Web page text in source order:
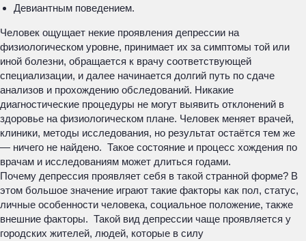
Девиантным поведением.
Человек ощущает некие проявления депрессии на
физиологическом уровне, принимает их за симптомы той или
иной болезни, обращается к врачу соответствующей
специализации, и далее начинается долгий путь по сдаче
анализов и прохождению обследований. Никакие
диагностические процедуры не могут выявить отклонений в
здоровье на физиологическом плане. Человек меняет врачей,
клиники, методы исследования, но результат остаётся тем же
— ничего не найдено. Такое состояние и процесс хождения по
врачам и исследованиям может длиться годами.
Почему депрессия проявляет себя в такой странной форме? В
этом большое значение играют такие факторы как пол, статус,
личные особенности человека, социальное положение, также
внешние факторы. Такой вид депрессии чаще проявляется у
городских жителей, людей, которые в силу